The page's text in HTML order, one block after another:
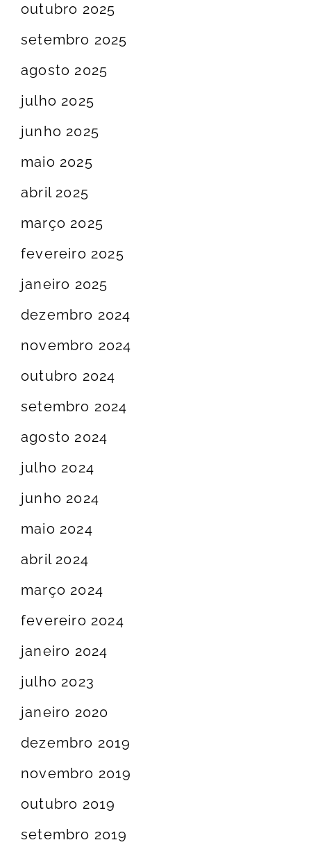
outubro 2025
setembro 2025
agosto 2025
julho 2025
junho 2025
maio 2025
abril 2025
março 2025
fevereiro 2025
janeiro 2025
dezembro 2024
novembro 2024
outubro 2024
setembro 2024
agosto 2024
julho 2024
junho 2024
maio 2024
abril 2024
março 2024
fevereiro 2024
janeiro 2024
julho 2023
janeiro 2020
dezembro 2019
novembro 2019
outubro 2019
setembro 2019